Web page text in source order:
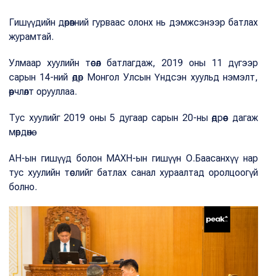
Гишүүдийн дөрөвний гурваас олонх нь дэмжсэнээр батлах
журамтай.
Улмаар хуулийн төсөл батлагдаж, 2019 оны 11 дүгээр
сарын 14-ний өдөр Монгол Улсын Үндсэн хуульд нэмэлт,
өөрчлөлт орууллаа.
Тус хуулийг 2019 оны 5 дугаар сарын 20-ны өдрөөс дагаж
мөрдөнө.
АН-ын гишүүд болон МАХН-ын гишүүн О.Баасанхүү нар
тус хуулийн төслийг батлах санал хураалтад оролцоогүй
болно.